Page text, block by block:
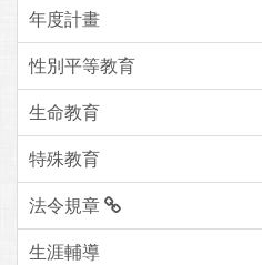
年度計畫
性別平等教育
生命教育
特殊教育
法令規章
生涯輔導